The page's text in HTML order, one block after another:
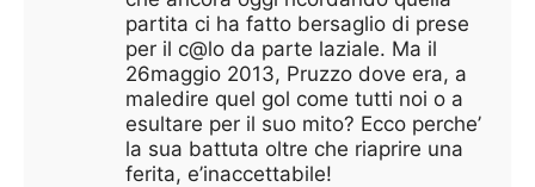
partita ci ha fatto bersaglio di prese
per il c@lo da parte laziale. Ma il
26maggio 2013, Pruzzo dove era, a
maledire quel gol come tutti noi o a
esultare per il suo mito? Ecco perche’
la sua battuta oltre che riaprire una
ferita, e’inaccettabile!